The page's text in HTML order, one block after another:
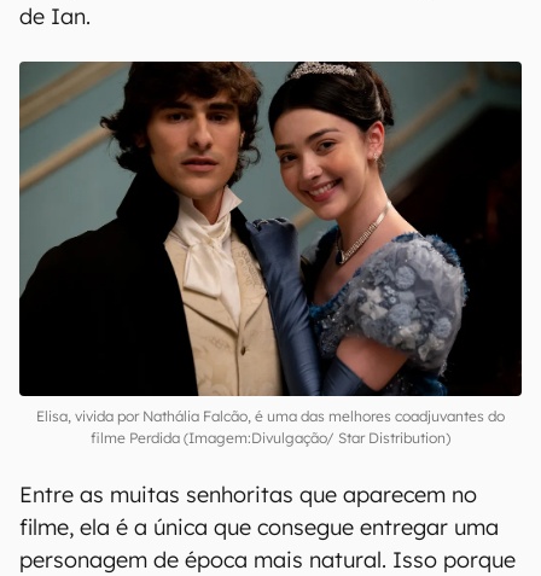
de Ian.
Elisa, vivida por Nathália Falcão, é uma das melhores coadjuvantes do
filme Perdida (Imagem:Divulgação/ Star Distribution)
Entre as muitas senhoritas que aparecem no
filme, ela é a única que consegue entregar uma
personagem de época mais natural. Isso porque